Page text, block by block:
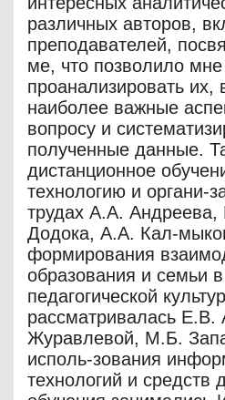
различных авторов,
преподавателей,
ме, что позволило
проанализировать их,
наиболее важные
вопросу и
полученные данные.
дистанционное
технологию и органи-
трудах А.А.
Додока, А.А. Кал-
формирования
образования и семьи
педагогической
рассматривалась
Журавлевой, М.Б.
исполь-зования
технологий и средств